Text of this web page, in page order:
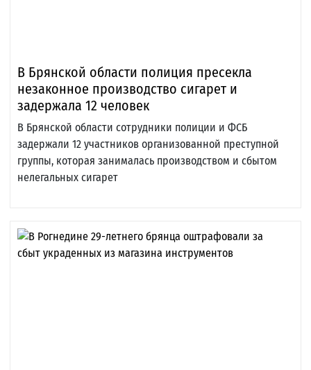
В Брянской области полиция пресекла
незаконное производство сигарет и
задержала 12 человек
В Брянской области сотрудники полиции и ФСБ
задержали 12 участников организованной преступной
группы, которая занималась производством и сбытом
нелегальных сигарет